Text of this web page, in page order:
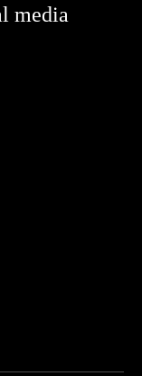
media